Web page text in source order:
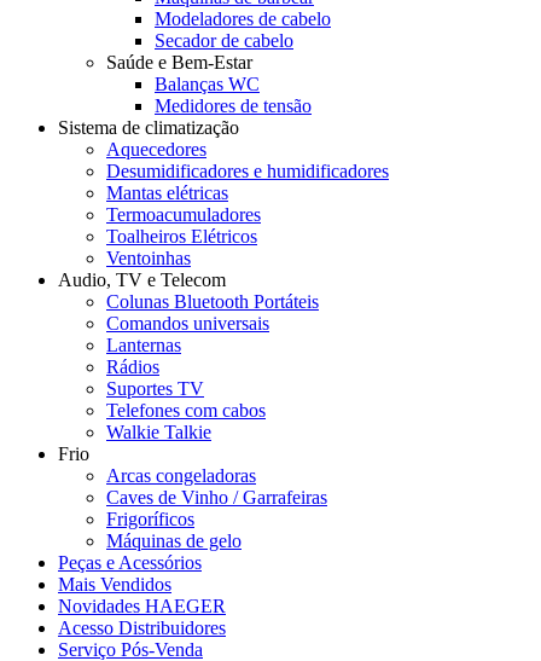
Modeladores de cabelo
Secador de cabelo
Saúde e Bem-Estar
Balanças WC
Medidores de tensão
Sistema de climatização
Aquecedores
Desumidificadores e humidificadores
Mantas elétricas
Termoacumuladores
Toalheiros Elétricos
Ventoinhas
Audio, TV e Telecom
Colunas Bluetooth Portáteis
Comandos universais
Lanternas
Rádios
Suportes TV
Telefones com cabos
Walkie Talkie
Frio
Arcas congeladoras
Caves de Vinho / Garrafeiras
Frigoríficos
Máquinas de gelo
Peças e Acessórios
Mais Vendidos
Novidades HAEGER
Acesso Distribuidores
Serviço Pós-Venda